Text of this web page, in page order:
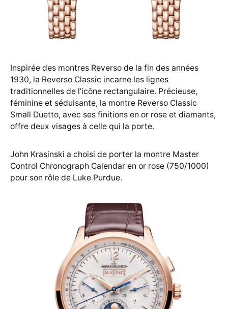
Inspirée des montres Reverso de la fin des années
1930, la Reverso Classic incarne les lignes
traditionnelles de l’icône rectangulaire. Précieuse,
féminine et séduisante, la montre Reverso Classic
Small Duetto, avec ses finitions en or rose et diamants,
offre deux visages à celle qui la porte.
John Krasinski a choisi de porter la montre Master
Control Chronograph Calendar en or rose (750/1000)
pour son rôle de Luke Purdue.